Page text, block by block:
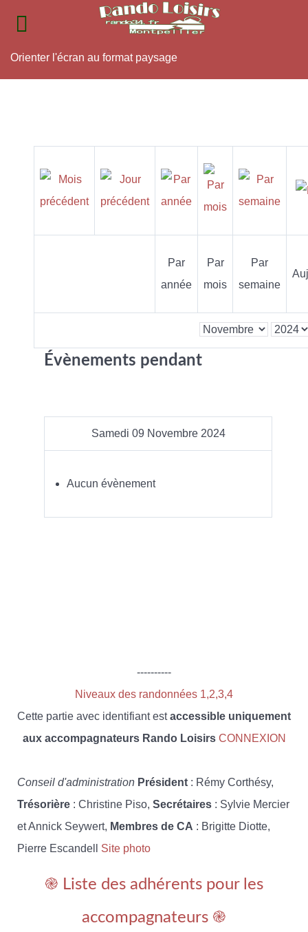
Orienter l'écran au format paysage
Par
année
Par
mois
Par
semaine
Évènements pendant
Samedi 09 Novembre 2024
Aucun évènement
----------
Niveaux des randonnées 1,2,3,4
Cette partie avec identifiant estaccessible uniquement
aux accompagnateurs Rando Loisirs CONNEXION
Conseil d'administration Président : Rémy Corthésy,
Trésorière : Christine Piso, Secrétaires : Sylvie Mercier
et Annick Seywert, Membres de CA : Brigitte Diotte,
Pierre Escandell Site photo
֎ Liste des adhérents pour les
accompagnateurs ֎